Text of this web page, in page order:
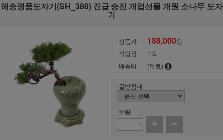
해송명품도자기(SH_380) 진급 승진 개업선물 개원 소나무 도자
기
상품가 189,000원
적립금
1%
배송비
(무료)
물받침대
수량